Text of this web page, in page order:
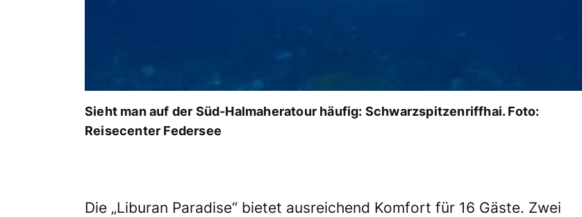
Sieht man auf der Süd-Halmaheratour häufig: Schwarzspitzenriffhai. Foto:
Reisecenter Federsee
Die „Liburan Paradise“ bietet ausreichend Komfort für 16 Gäste. Zwei